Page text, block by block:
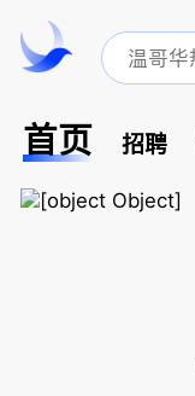
首页 招聘